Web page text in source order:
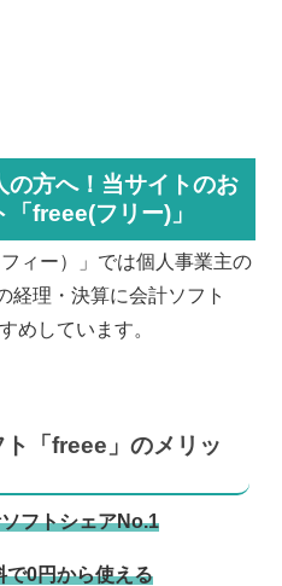
の方へ！当サイトのお
freee(フリー)」
ィー）」では個人事業主の
経理・決算に会計ソフト
めしています。
「freee」のメリッ
フトシェアNo.1
で0円から使える